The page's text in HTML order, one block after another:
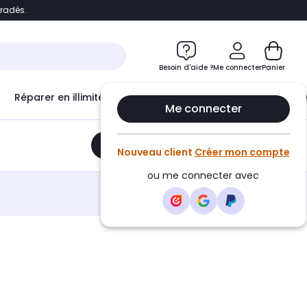
Accéder directement au chatbot
Besoin d'aide ?Me connecter
Me connecter
Nouveau client Créer mon compte
ou me connecter avec
Panier
Réparer en illimité avec Le Club Infinity
Ajouter au panier